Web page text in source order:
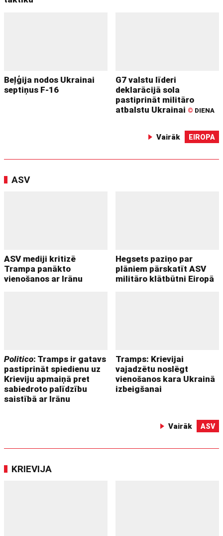
Beļģija nodos Ukrainai
septiņus F-16
G7 valstu līderi
deklarācijā sola
pastiprināt militāro
atbalstu Ukrainai © DIENA
Vairāk EIROPA
ASV
ASV mediji kritizē
Trampa panākto
vienošanos ar Irānu
Hegsets paziņo par
plāniem pārskatīt ASV
militāro klātbūtni Eiropā
Politico: Tramps ir gatavs
pastiprināt spiedienu uz
Krieviju apmaiņā pret
sabiedroto palīdzību
saistībā ar Irānu
Tramps: Krievijai
vajadzētu noslēgt
vienošanos kara Ukrainā
izbeigšanai
Vairāk ASV
KRIEVIJA